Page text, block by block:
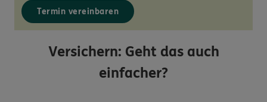
Termin vereinbaren
Versichern: Geht das auch
einfacher?